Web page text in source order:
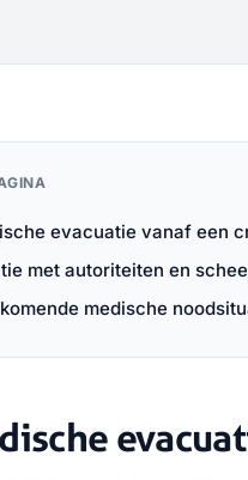
evacuatie vanaf een
met autoriteiten en
medische